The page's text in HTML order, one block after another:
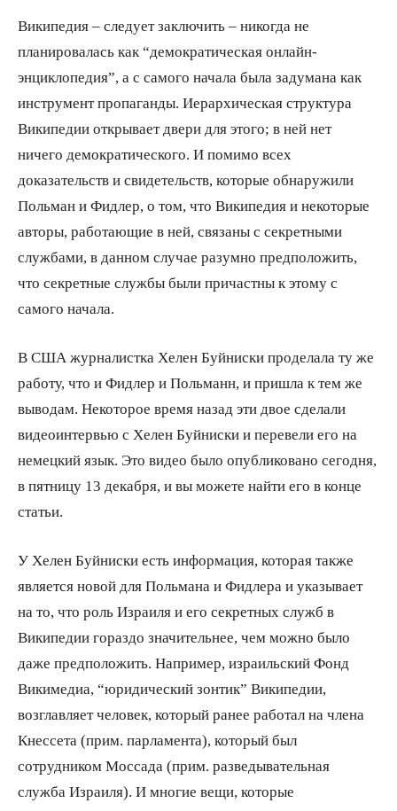
Википедия – следует заключить – никогда не
планировалась как “демократическая онлайн-
энциклопедия”, а с самого начала была задумана как
инструмент пропаганды. Иерархическая структура
Википедии открывает двери для этого; в ней нет
ничего демократического. И помимо всех
доказательств и свидетельств, которые обнаружили
Польман и Фидлер, о том, что Википедия и некоторые
авторы, работающие в ней, связаны с секретными
службами, в данном случае разумно предположить,
что секретные службы были причастны к этому с
самого начала.
В США журналистка Хелен Буйниски проделала ту же
работу, что и Фидлер и Польманн, и пришла к тем же
выводам. Некоторое время назад эти двое сделали
видеоинтервью с Хелен Буйниски и перевели его на
немецкий язык. Это видео было опубликовано сегодня,
в пятницу 13 декабря, и вы можете найти его в конце
статьи.
У Хелен Буйниски есть информация, которая также
является новой для Польмана и Фидлера и указывает
на то, что роль Израиля и его секретных служб в
Википедии гораздо значительнее, чем можно было
даже предположить. Например, израильский Фонд
Викимедиа, “юридический зонтик” Википедии,
возглавляет человек, который ранее работал на члена
Кнессета (прим. парламента), который был
сотрудником Моссада (прим. разведывательная
служба Израиля). И многие вещи, которые